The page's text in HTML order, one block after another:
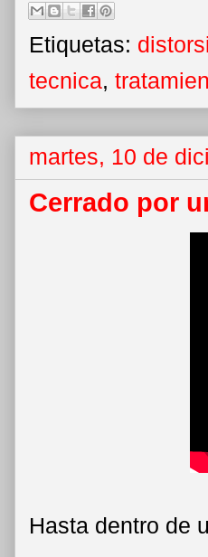
Etiquetas:
tecnica,
martes, 10 de
Cerrado por
Hasta dentro de